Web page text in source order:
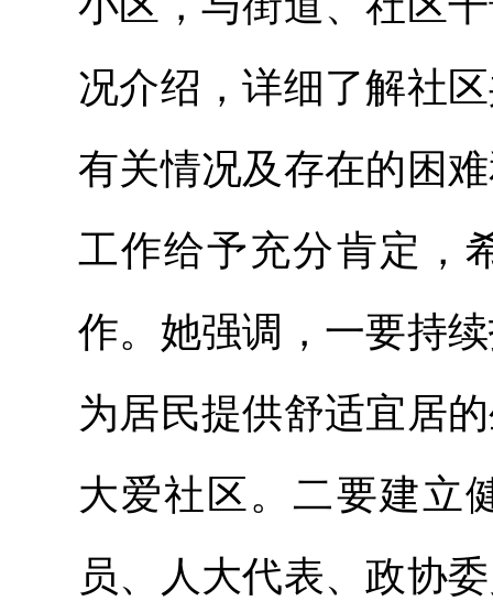
况介绍，详细了解社
有关情况及存在的困
工作给予充分肯定，
作。她强调，一要持
为居民提供舒适宜居
大爱社区。二要建立
员、人大代表、政协